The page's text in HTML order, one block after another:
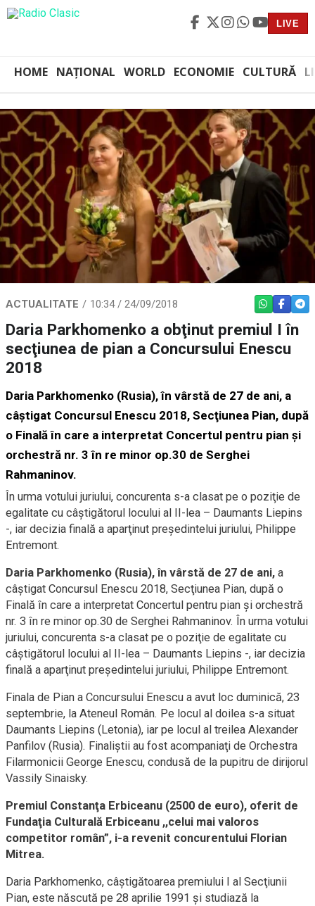
LIVE
HOME NAȚIONAL WORLD ECONOMIE CULTURĂ
ACTUALITATE 10:34 / 24/09/2018 WHATSAPP
Daria Parkhomenko a obţinut premiul I în
secţiunea de pian a Concursului Enescu
2018
Daria Parkhomenko (Rusia), în vârstă de 27 de ani, a
câştigat Concursul Enescu 2018, Secţiunea Pian, după
o Finală în care a interpretat Concertul pentru pian şi
orchestră nr. 3 în re minor op.30 de Serghei
Rahmaninov.
În urma votului juriului, concurenta s-a clasat pe o poziţie de
egalitate cu câştigătorul locului al II-lea – Daumants Liepins
-, iar decizia finală a aparţinut preşedintelui juriului, Philippe
Entremont.
Daria Parkhomenko (Rusia), în vârstă de 27 de ani, a
câştigat Concursul Enescu 2018, Secţiunea Pian, după o
Finală în care a interpretat Concertul pentru pian şi orchestră
nr. 3 în re minor op.30 de Serghei Rahmaninov. În urma votului
juriului, concurenta s-a clasat pe o poziţie de egalitate cu
câştigătorul locului al II-lea – Daumants Liepins -, iar decizia
finală a aparţinut preşedintelui juriului, Philippe Entremont.
Finala de Pian a Concursului Enescu a avut loc duminică, 23
septembrie, la Ateneul Român. Pe locul al doilea s-a situat
Daumants Liepins (Letonia), iar pe locul al treilea Alexander
Panfilov (Rusia). Finaliştii au fost acompaniaţi de Orchestra
Filarmonicii George Enescu, condusă de la pupitru de dirijorul
Vassily Sinaisky.
Premiul Constanţa Erbiceanu (2500 de euro), oferit de
Fundaţia Culturală Erbiceanu ,,celui mai valoros
competitor român”, i-a revenit concurentului Florian
Mitrea.
Daria Parkhomenko, câştigătoarea premiului I al Secţiunii
Pian, este născută pe 28 aprilie 1991 şi studiază la